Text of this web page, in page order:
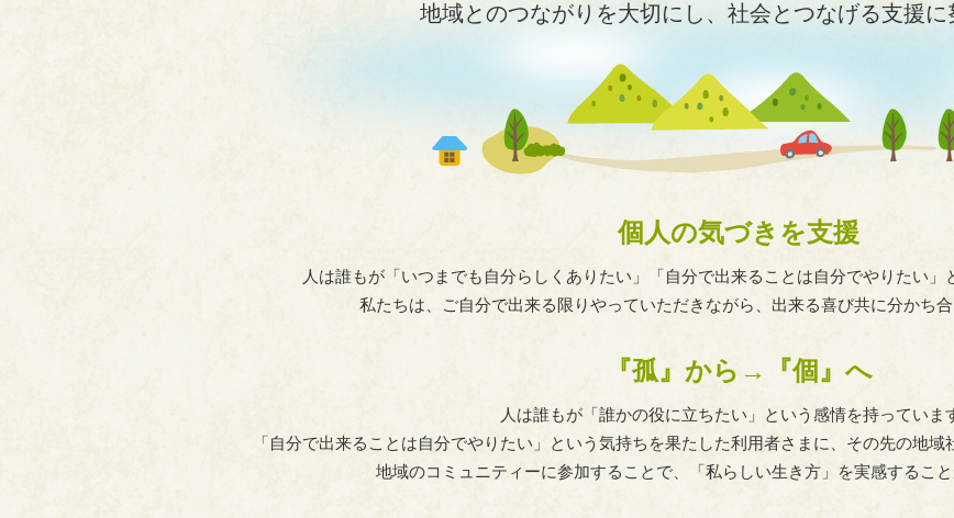
地域とのつながりを大切にし、社会とつなげる支援に
個人の気づきを支援
人は誰もが「いつまでも自分らしくありたい」「自分で出来ることは自分でやりたい」
私たちは、ご自分で出来る限りやっていただきながら、出来る喜び共に分かち合
『孤』から→『個』へ
人は誰もが「誰かの役に立ちたい」という感情を持っていま
「自分で出来ることは自分でやりたい」という気持ちを果たした利用者さまに、その先の地域
地域のコミュニティーに参加することで、「私らしい生き方」を実感すること